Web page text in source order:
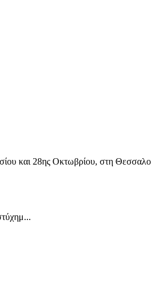
και 28ης Οκτωβρίου, στη